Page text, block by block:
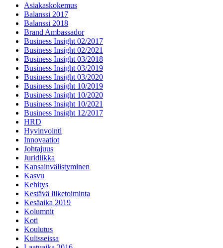
Asiakaskokemus
Balanssi 2017
Balanssi 2018
Brand Ambassador
Business Insight 02/2017
Business Insight 02/2021
Business Insight 03/2018
Business Insight 03/2019
Business Insight 03/2020
Business Insight 10/2019
Business Insight 10/2020
Business Insight 10/2021
Business Insight 12/2017
HRD
Hyvinvointi
Innovaatiot
Johtajuus
Juridiikka
Kansainvälistyminen
Kasvu
Kehitys
Kestävä liiketoiminta
Kesäaika 2019
Kolumnit
Koti
Koulutus
Kulisseissa